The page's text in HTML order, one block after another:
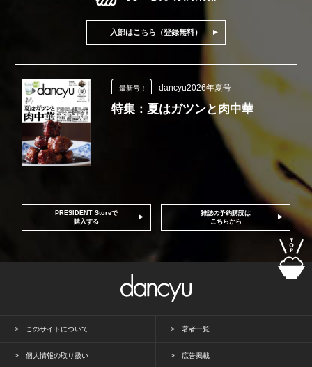
入部はこちら（登録無料）
最新号！ dancyu2026年夏号
特集：夏はガツンと肉中華
PRESIDENT Storeで
購入する
雑誌の予約購読は
こちらから
このサイトについて 著者一覧
個人情報の取り扱い 広告掲載